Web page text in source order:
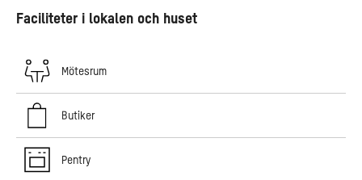
Faciliteter i lokalen och huset
Mötesrum
Butiker
Pentry